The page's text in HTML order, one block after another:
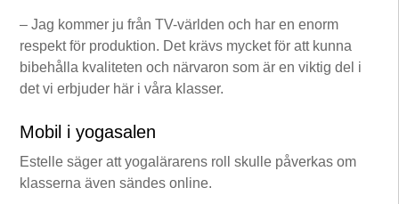
– Jag kommer ju från TV-världen och har en enorm
respekt för produktion. Det krävs mycket för att kunna
bibehålla kvaliteten och närvaron som är en viktig del i
det vi erbjuder här i våra klasser.
Mobil i yogasalen
Estelle säger att yogalärarens roll skulle påverkas om
klasserna även sändes online.